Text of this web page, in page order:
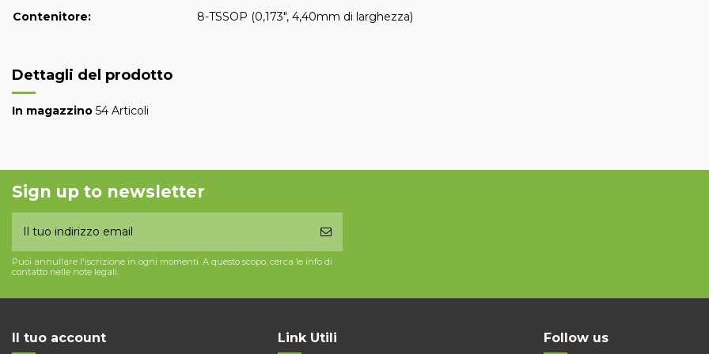
Contenitore: 8-TSSOP (0,173", 4,40mm di larghezza)
Dettagli del prodotto
In magazzino 54 Articoli
Sign up to newsletter
Puoi annullare l'iscrizione in ogni momenti. A questo scopo, cerca le info di
contatto nelle note legali.
Il tuo account Link Utili Follow us